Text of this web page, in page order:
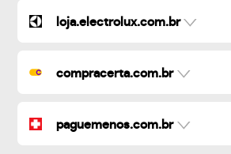
loja.electrolux.com.br
compracerta.com.br
paguemenos.com.br